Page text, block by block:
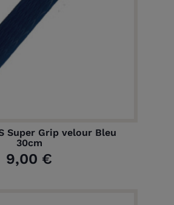
Super Grip velour Bleu
30cm
9,00 €